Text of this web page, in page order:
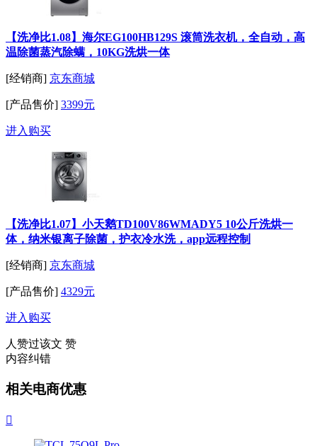
【洗净比1.08】海尔EG100HB129S 滚筒洗衣机，全自动，高
温除菌蒸汽除螨，10KG洗烘一体
[经销商] 京东商城
[产品售价] 3399元
进入购买
【洗净比1.07】小天鹅TD100V86WMADY5 10公斤洗烘一
体，纳米银离子除菌，护衣冷水洗，app远程控制
[经销商] 京东商城
[产品售价] 4329元
进入购买
人赞过该文 赞
内容纠错
相关电商优惠
